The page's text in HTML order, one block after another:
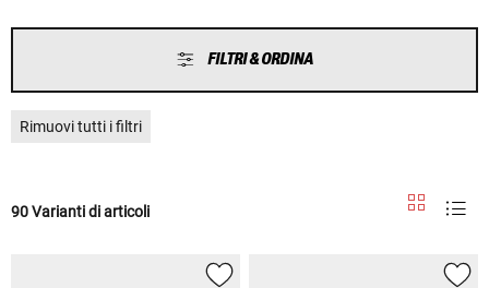
FILTRI & ORDINA
Rimuovi tutti i filtri
90 Varianti di articoli